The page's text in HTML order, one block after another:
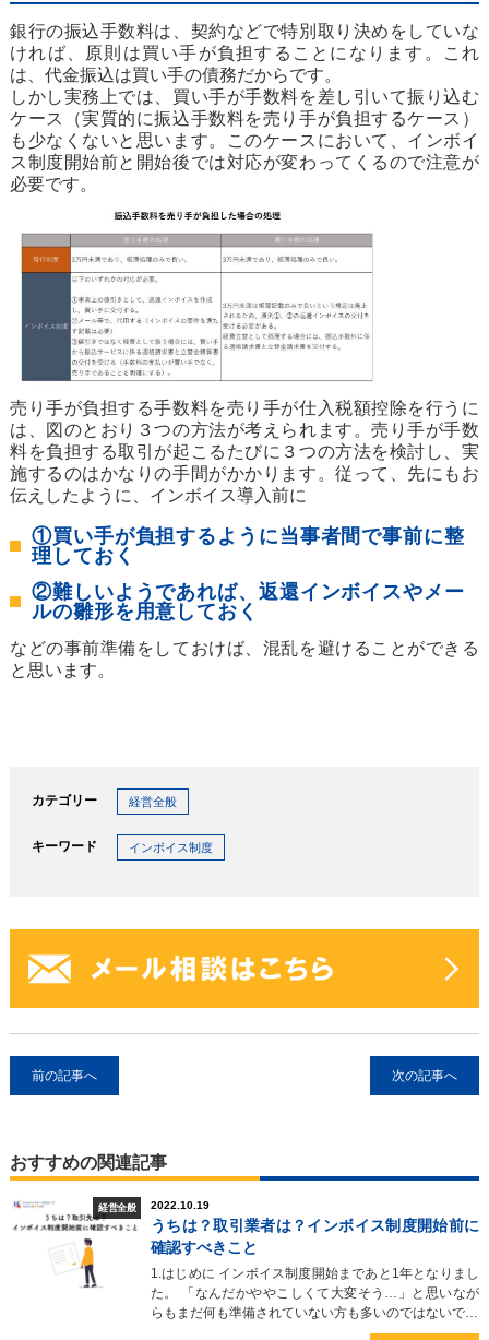
銀行の振込手数料は、契約などで特別取り決めをしていな
ければ、原則は買い手が負担することになります。これ
は、代金振込は買い手の債務だからです。
しかし実務上では、買い手が手数料を差し引いて振り込む
ケース（実質的に振込手数料を売り手が負担するケース）
も少なくないと思います。このケースにおいて、インボイ
ス制度開始前と開始後では対応が変わってくるので注意が
必要です。
売り手が負担する手数料を売り手が仕入税額控除を行うに
は、図のとおり３つの方法が考えられます。売り手が手数
料を負担する取引が起こるたびに３つの方法を検討し、実
施するのはかなりの手間がかかります。従って、先にもお
伝えしたように、インボイス導入前に
①買い手が負担するように当事者間で事前に整
理しておく
②難しいようであれば、返還インボイスやメー
ルの雛形を用意しておく
などの事前準備をしておけば、混乱を避けることができる
と思います。
カテゴリー 経営全般
キーワード インボイス制度
前の記事へ 次の記事へ
おすすめの関連記事
経営全般 2022.10.19
うちは？取引業者は？インボイス制度開始前に
確認すべきこと
1.はじめに インボイス制度開始まであと1年となりまし
た。 「なんだかややこしくて大変そう…」と思いなが
らもまだ何も準備されていない方も多いのではないで…